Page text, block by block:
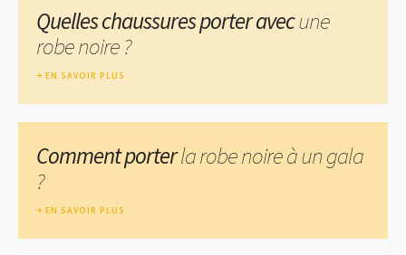
Quelles chaussures porter avecune
robe noire ?
EN SAVOIR PLUS
Comment porterla robe noire à un gala
?
EN SAVOIR PLUS